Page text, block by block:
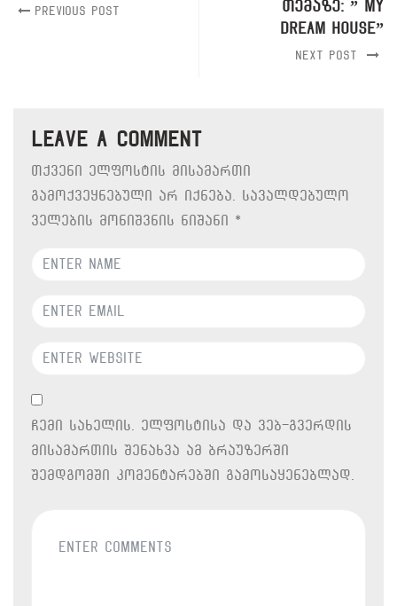
Previous Post
თემაზე: ” My
Dream House”
Next Post
Leave a comment
თქვენი ელფოსტის მისამართი
გამოქვეყნებული არ იქნება.
სავალდებულო
ველების მონიშვნის ნიშანი *
ჩემი სახელის. ელფოსტისა და ვებ-გვერდის
მისამართის შენახვა ამ ბრაუზერში
შემდგომში კომენტარებში გამოსაყენებლად.